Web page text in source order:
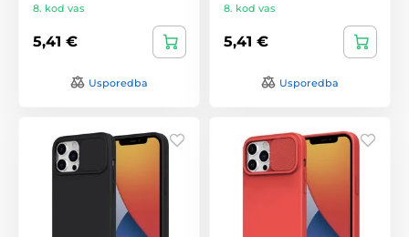
8. kod vas
5,41 €
Usporedba
8. kod vas
5,41 €
Usporedba